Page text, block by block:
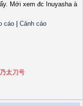
Mới xem đc Inuyasha à
cáo
Cảnh cáo
太刀号